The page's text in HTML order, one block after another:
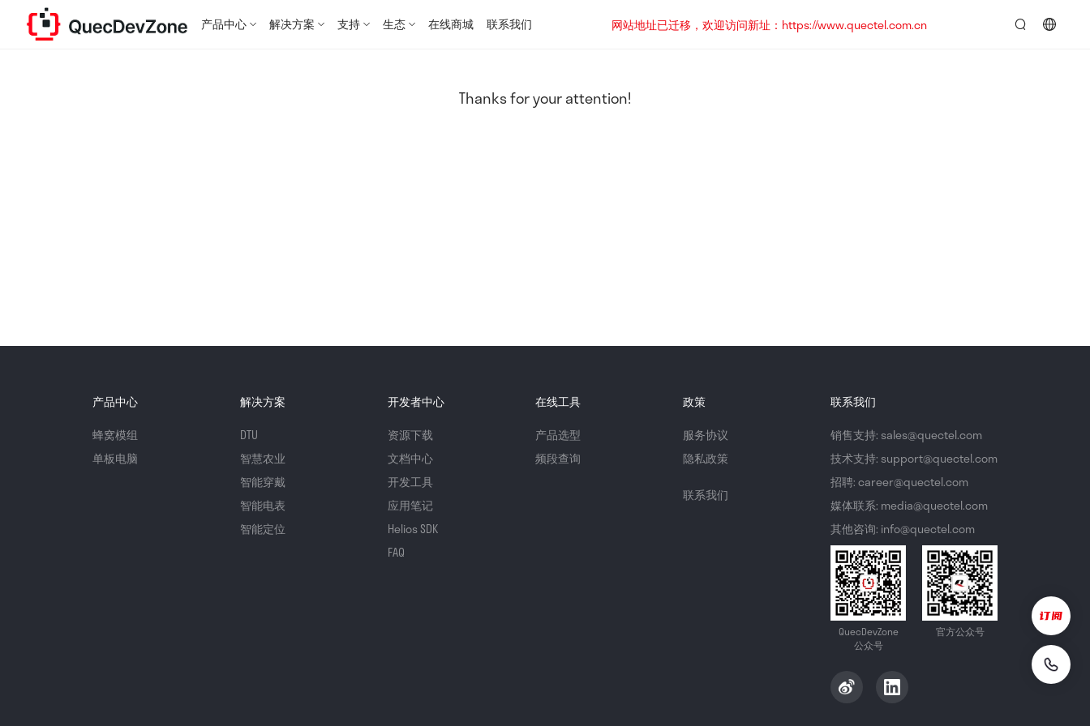
产品中心 解决方案 支持 生态 在线商城 联系我们
网站地址已迁移，欢迎访问新址：https://www.quectel.com.cn
Thanks for your attention!
产品中心
蜂窝模组
单板电脑
解决方案
DTU
智慧农业
智能穿戴
智能电表
智能定位
开发者中心
资源下载
文档中心
开发工具
应用笔记
Helios SDK
FAQ
在线工具
产品选型
频段查询
政策
服务协议
隐私政策
联系我们
联系我们
销售支持: sales@quectel.com
技术支持: support@quectel.com
招聘: career@quectel.com
媒体联系: media@quectel.com
其他咨询: info@quectel.com
QuecDevZone
公众号
官方公众号